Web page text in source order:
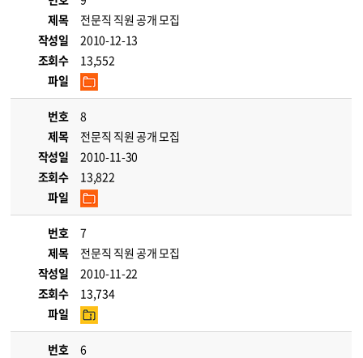
제목
전문직 직원 공개 모집
작성일
2010-12-13
조회수
13,552
파일
번호
8
제목
전문직 직원 공개 모집
작성일
2010-11-30
조회수
13,822
파일
번호
7
제목
전문직 직원 공개 모집
작성일
2010-11-22
조회수
13,734
파일
번호
6